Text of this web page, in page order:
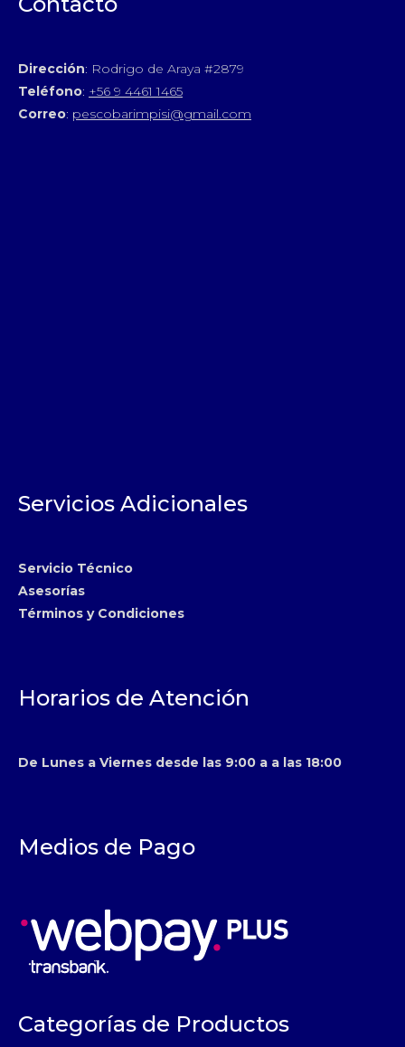
Dirección: Rodrigo de Araya #2879
Teléfono: +56 9 4461 1465
Correo: pescobarimpisi@gmail.com
Servicios Adicionales
Servicio Técnico
Asesorías
Términos y Condiciones
Horarios de Atención
De Lunes a Viernes desde las 9:00 a a las 18:00
Medios de Pago
Categorías de Productos